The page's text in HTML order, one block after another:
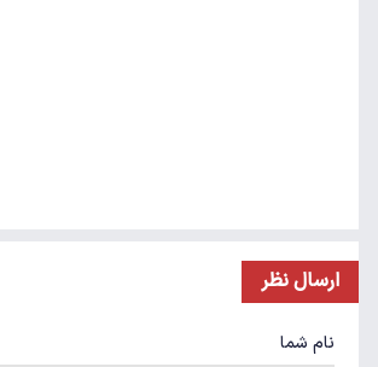
ارسال نظر
نام شما